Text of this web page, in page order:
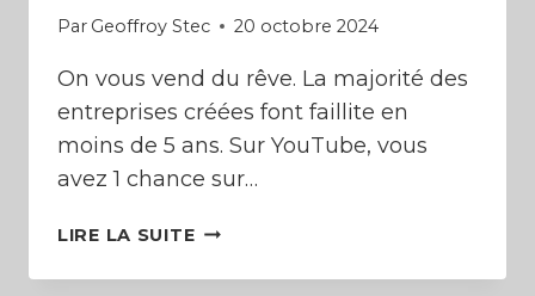
Par Geoffroy Stec 20 octobre 2024
On vous vend du rêve. La majorité des
entreprises créées font faillite en
moins de 5 ans. Sur YouTube, vous
avez 1 chance sur…
LIRE LA SUITELE
(ET